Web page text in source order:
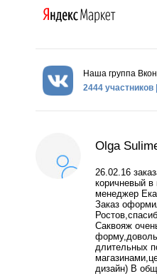
Наша группа
2444 участников
Olga
26.02.16
коричневый
менеджер
Заказ
Саквояж
длительных
дизайн) В